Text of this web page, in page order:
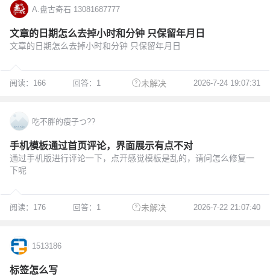
A.盘古奇石 13081687777
文章的日期怎么去掉小时和分钟 只保留年月日
文章的日期怎么去掉小时和分钟 只保留年月日
阅读：166 回答：1 未解决 2026-7-24 19:07:31
吃不胖的瘦子つ??
手机模板通过首页评论，界面展示有点不对
通过手机版进行评论一下，点开感觉模板是乱的，请问怎么修复一
下呢
阅读：176 回答：1 未解决 2026-7-22 21:07:40
1513186
标签怎么写